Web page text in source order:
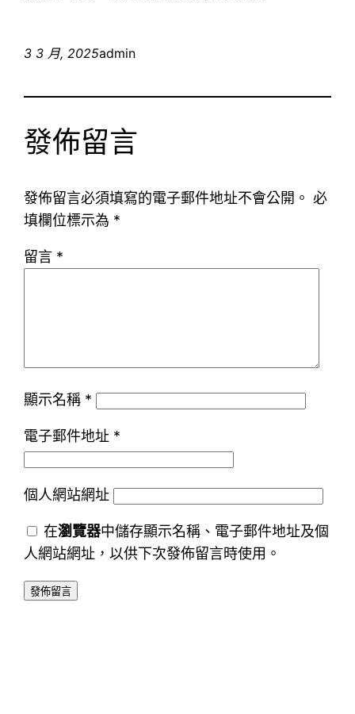
3 3 月, 2025admin
發佈留言
發佈留言必須填寫的電子郵件地址不會公開。 必
填欄位標示為 *
留言 *
顯示名稱 *
電子郵件地址 *
個人網站網址
在瀏覽器中儲存顯示名稱、電子郵件地址及個
人網站網址，以供下次發佈留言時使用。